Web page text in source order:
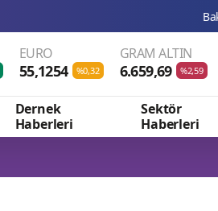
Bakan
EURO
55,1254 %0,32
GRAM ALTIN
6.659,69 %2,59
Dernek
Haberleri
Sektör
Haberleri